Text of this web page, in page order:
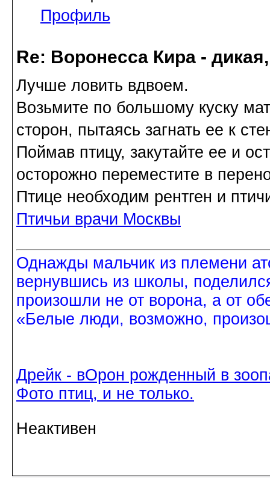
Профиль
Re: Воронесса Кира -
Лучше ловить вдвоем.
Возьмите по большому куску
сторон, пытаясь загнать ее к
Поймав птицу, закутайте ее и
осторожно переместите в
Птице необходим рентген и
Птичьи врачи Москвы
Однажды мальчик из племени
вернувшись из школы,
произошли не от ворона, а от
«Белые люди, возможно,
Дрейк - вОрон рожденный в
Фото птиц, и не только.
Неактивен